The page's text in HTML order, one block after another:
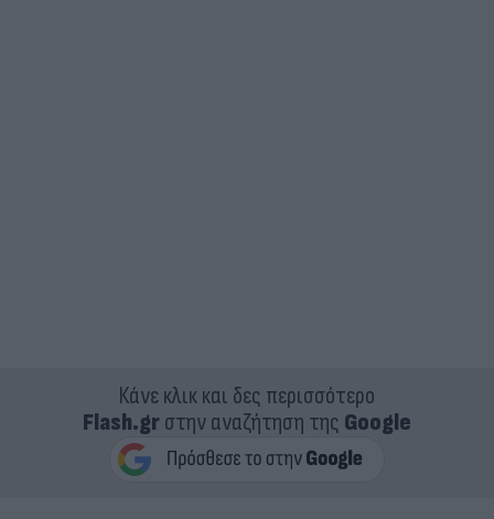
Κάνε κλικ και δες περισσότερο
Flash.grστην αναζήτηση της Google